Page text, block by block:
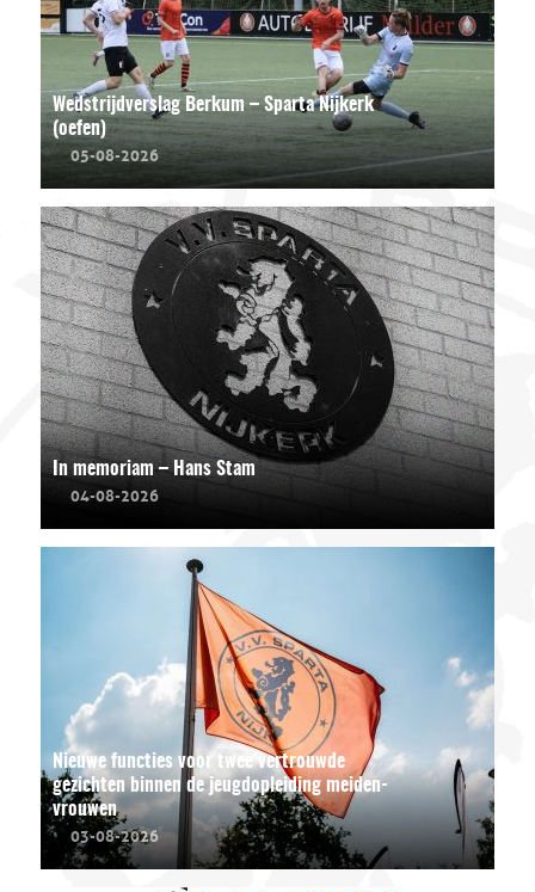
Wedstrijdverslag Berkum – Sparta Nijkerk
(oefen)
05-08-2026
In memoriam – Hans Stam
04-08-2026
Nieuwe functies voor twee vertrouwde
gezichten binnen de jeugdopleiding meiden-
vrouwen
03-08-2026